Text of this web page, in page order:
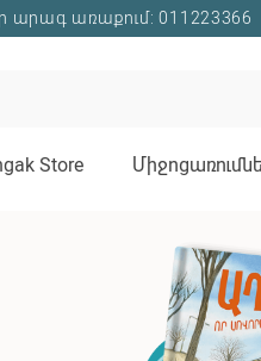
արագ առաքում: 011223366
Store